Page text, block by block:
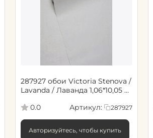
287927 обои Victoria Stenova /
Lavanda / Лаванда 1,06*10,05 м
0.0
Артикул: 287927
Авторизуйтесь, чтобы купить